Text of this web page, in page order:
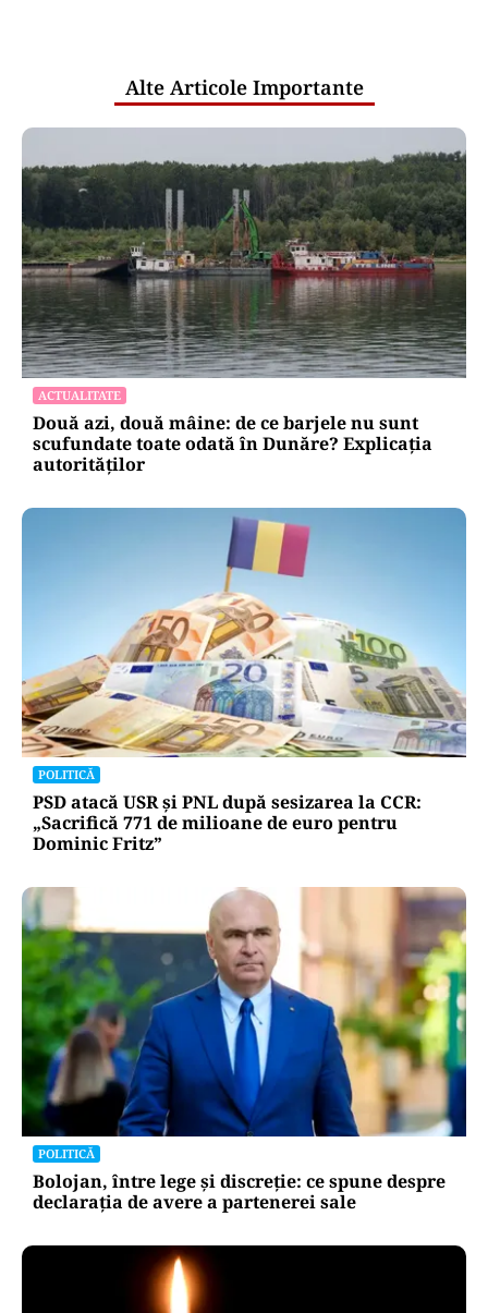
Alte Articole Importante
ACTUALITATE
Două azi, două mâine: de ce barjele nu sunt
scufundate toate odată în Dunăre? Explicația
autorităților
POLITICĂ
PSD atacă USR și PNL după sesizarea la CCR:
„Sacrifică 771 de milioane de euro pentru
Dominic Fritz”
POLITICĂ
Bolojan, între lege și discreție: ce spune despre
declarația de avere a partenerei sale